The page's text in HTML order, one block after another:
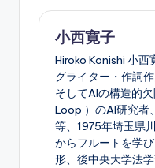
小西寛子
Hiroko Konishi 小西
グライター・作詞
そしてAIの構造的
Loop ）のAI研究者
等、1975年埼玉県
からフルートを学
形、後中央大学法